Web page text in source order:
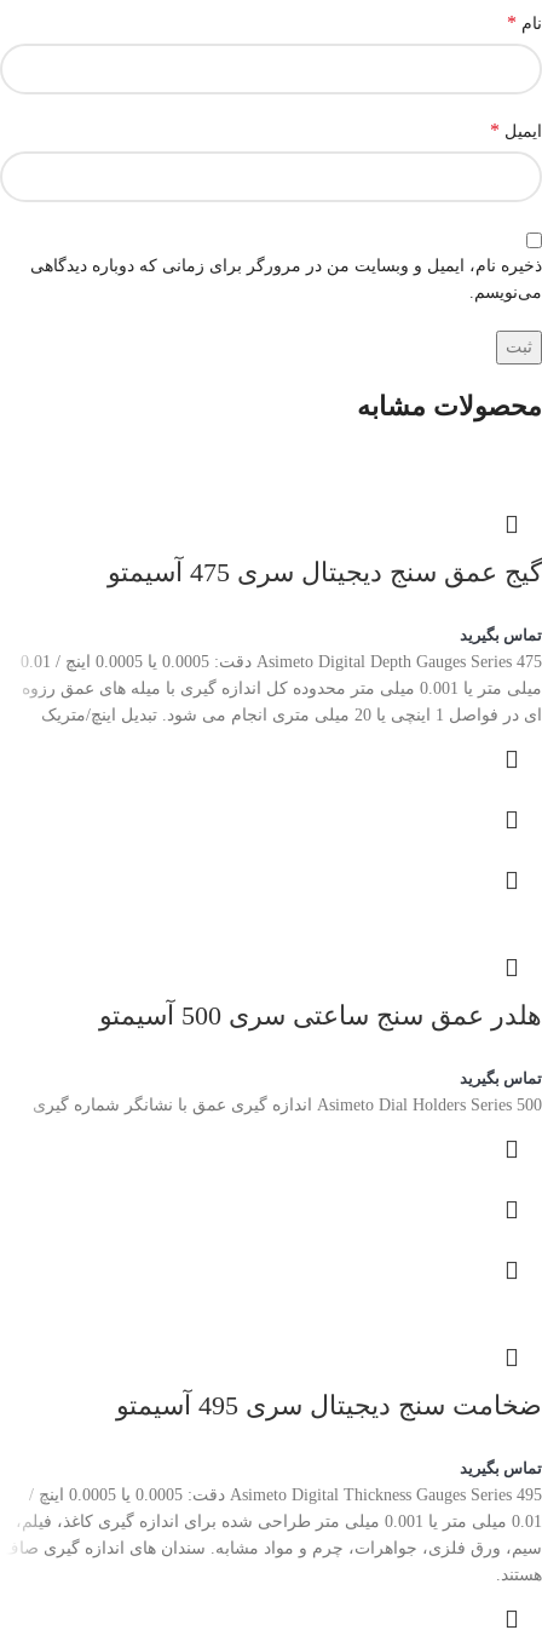
نام *
ایمیل *
ذخیره نام، ایمیل و وبسایت من در مرورگر برای زمانی که دوباره دیدگاهی
می‌نویسم.
محصولات مشابه
گیج عمق سنج دیجیتال سری 475 آسیمتو
تماس بگیرید
Asimeto Digital Depth Gauges Series 475 دقت: 0.0005 یا 0.0005 اینچ / 0.01
میلی متر یا 0.001 میلی متر محدوده کل اندازه گیری با میله های عمق رزوه
ای در فواصل 1 اینچی یا 20 میلی متری انجام می شود. تبدیل اینچ/متریک
هلدر عمق سنج ساعتی سری 500 آسیمتو
تماس بگیرید
Asimeto Dial Holders Series 500 اندازه گیری عمق با نشانگر شماره گیری
ضخامت سنج دیجیتال سری 495 آسیمتو
تماس بگیرید
Asimeto Digital Thickness Gauges Series 495 دقت: 0.0005 یا 0.0005 اینچ /
0.01 میلی متر یا 0.001 میلی متر طراحی شده برای اندازه گیری کاغذ، فیلم،
سیم، ورق فلزی، جواهرات، چرم و مواد مشابه. سندان های اندازه گیری صاف
هستند.